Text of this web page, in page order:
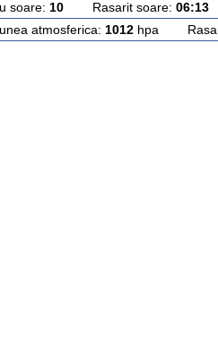
soare: 10Rasarit soare: 06:13
atmosferica: 1012hpa